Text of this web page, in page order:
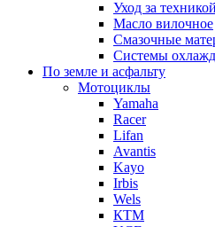
Уход за техникой
Масло вилочное
Смазочные
Системы
По земле и асфальту
Мотоциклы
Yamaha
Racer
Lifan
Avantis
Kayo
Irbis
Wels
КТМ